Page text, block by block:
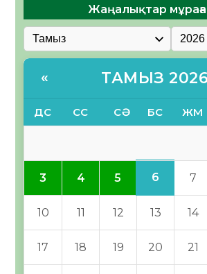
Жаңалықтар
« ТАМЫЗ 2026
ДС СС СӘ БС ЖМ
3 4 5 6 7
10 11 12 13 14
17 18 19 20 21